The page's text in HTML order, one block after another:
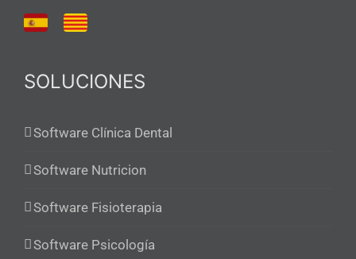
SOLUCIONES
Software Clínica Dental
Software Nutricion
Software Fisioterapia
Software Psicología